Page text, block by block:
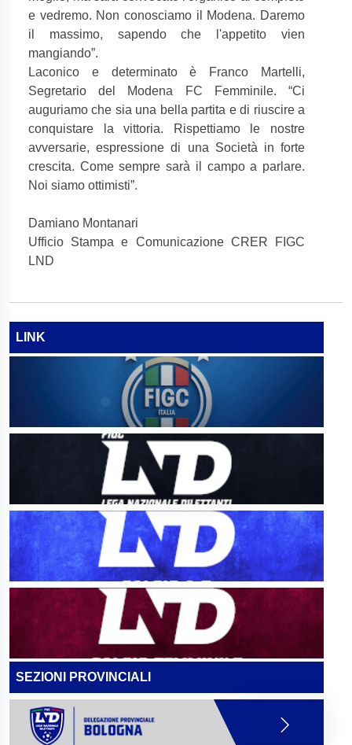
e vedremo. Non conosciamo il Modena. Daremo
il massimo, sapendo che l'appetito vien
mangiando”.
Laconico e determinato è Franco Martelli,
Segretario del Modena FC Femminile. “Ci
auguriamo che sia una bella partita e di riuscire a
conquistare la vittoria. Rispettiamo le nostre
avversarie, espressione di una Società in forte
crescita. Come sempre sarà il campo a parlare.
Noi siamo ottimisti”.
Damiano Montanari
Ufficio Stampa e Comunicazione CRER FIGC
LND
LINK
SEZIONI PROVINCIALI